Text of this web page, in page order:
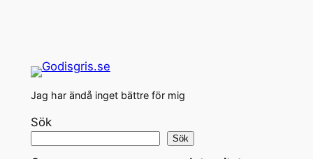
Jag har ändå inget bättre för mig
Sök
Sök